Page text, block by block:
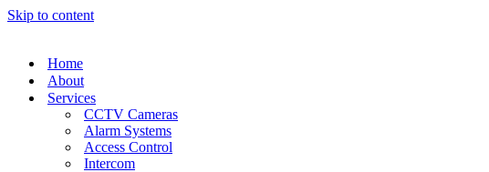
Skip to content
Home
About
Services
CCTV Cameras
Alarm Systems
Access Control
Intercom